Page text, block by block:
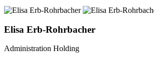
Elisa Erb-Rohrbacher
Administration Holding